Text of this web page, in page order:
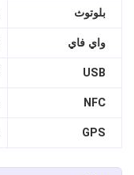
بلوتوث
واي فاي
USB
NFC
GPS